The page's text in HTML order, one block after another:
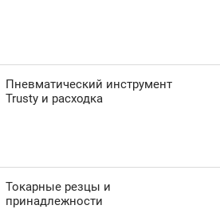
Пневматический инструмент
Trusty и расходка
Токарные резцы и
принадлежности